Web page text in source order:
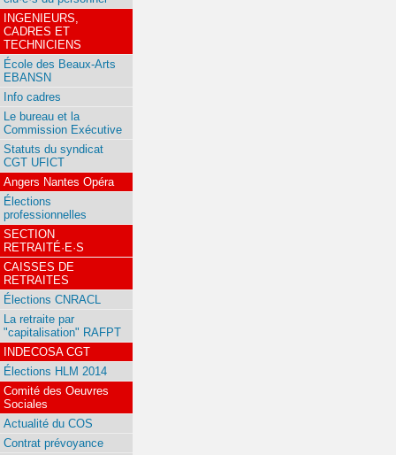
INGENIEURS,
CADRES ET
TECHNICIENS
École des Beaux-Arts
EBANSN
Info cadres
Le bureau et la
Commission Exécutive
Statuts du syndicat
CGT UFICT
Angers Nantes Opéra
Élections
professionnelles
SECTION
RETRAITÉ·E·S
CAISSES DE
RETRAITES
Élections CNRACL
La retraite par
"capitalisation" RAFPT
INDECOSA CGT
Élections HLM 2014
Comité des Oeuvres
Sociales
Actualité du COS
Contrat prévoyance